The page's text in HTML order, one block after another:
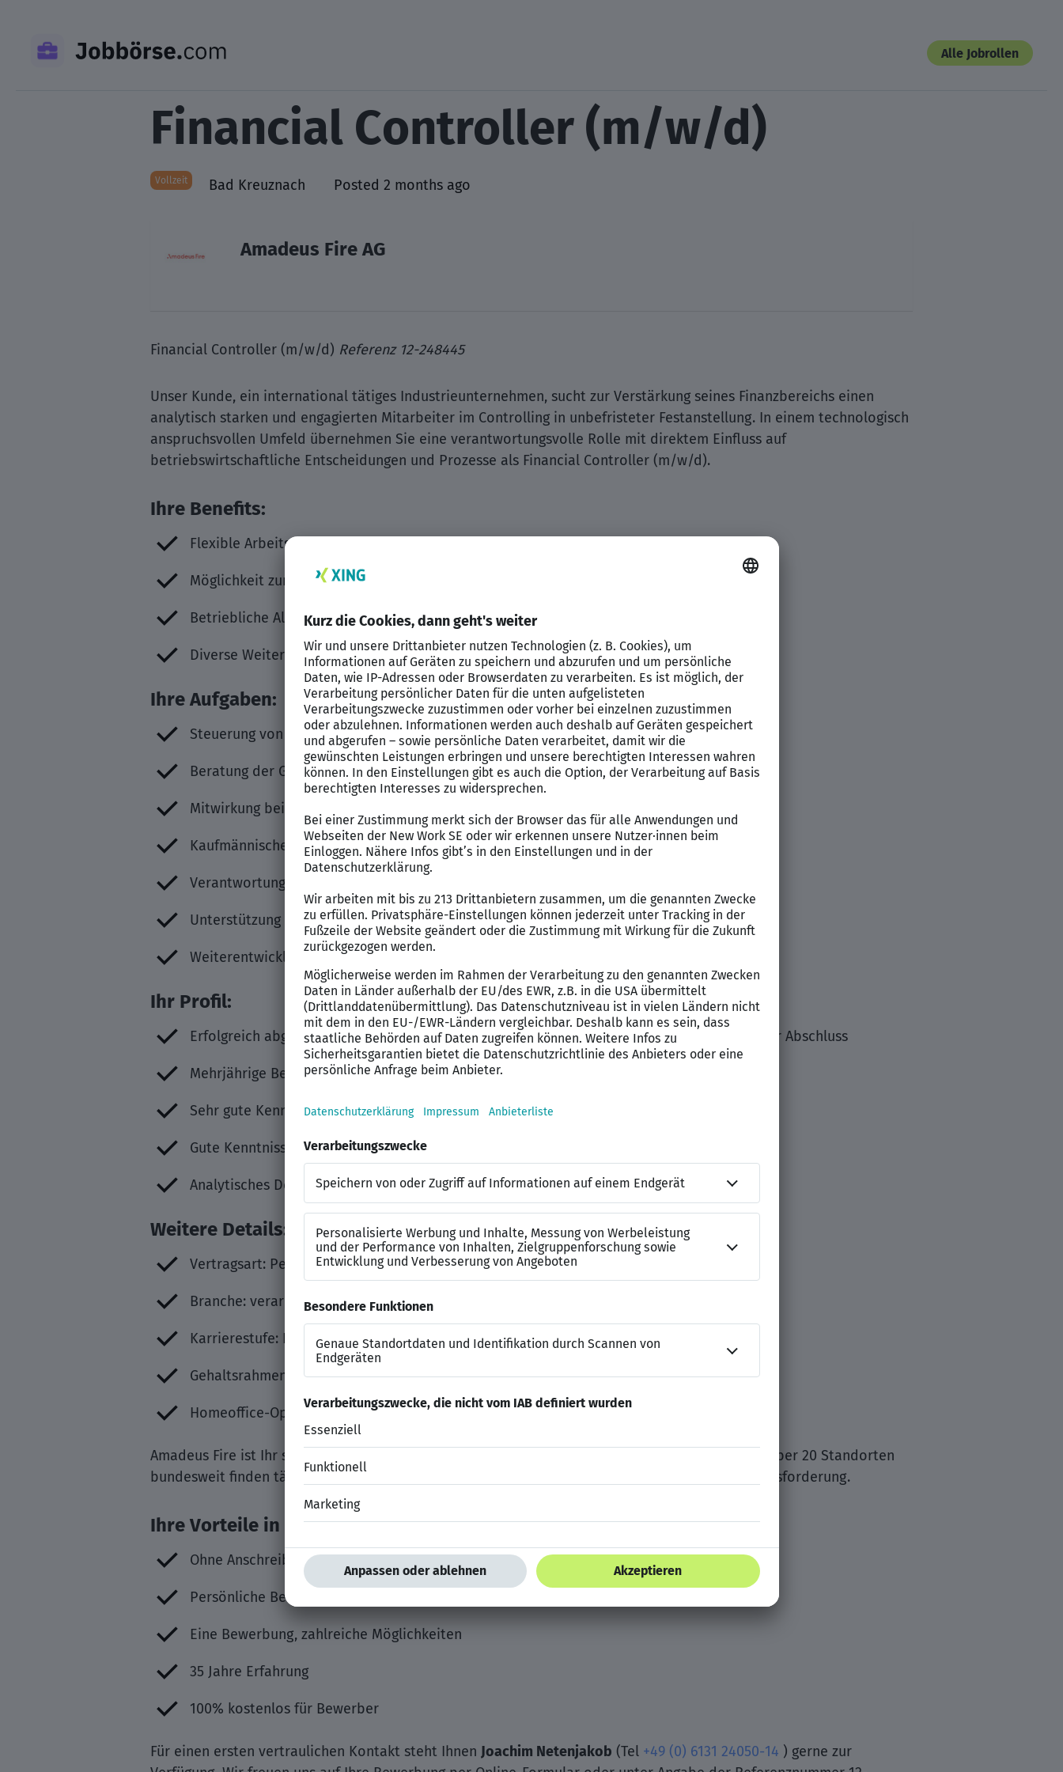
Alle Jobrollen
Financial Controller (m/w/d)
Vollzeit Bad Kreuznach Posted 2 months ago
Amadeus Fire AG
Financial Controller (m/w/d) Referenz 12-248445
Unser Kunde, ein international tätiges Industrieunternehmen, sucht zur Verstärkung seines Finanzbereichs einen
analytisch starken und engagierten Mitarbeiter im Controlling in unbefristeter Festanstellung. In einem technologisch
anspruchsvollen Umfeld übernehmen Sie eine verantwortungsvolle Rolle mit direktem Einfluss auf
betriebswirtschaftliche Entscheidungen und Prozesse als Financial Controller (m/w/d).
Ihre Benefits:
Flexible Arbeitszeiten
Möglichkeit zum Mobilen Arbeiten
Betriebliche Altersvorsorge
Diverse Weiterbildungsmöglichkeiten
Ihre Aufgaben:
Steuerung von Controlling-Projekten inklusive Systemumstellungen
Beratung der Geschäftsführung bei wirtschaftlichen Fragestellungen
Mitwirkung bei Transferpreisthemen und Dokumentation
Kaufmännische Begleitung bereichsübergreifender Projekte
Verantwortung für Reporting, Analysen und Ableitung von Abweichungen
Unterstützung von Budgetplanung und Forecast-Prozessen
Weiterentwicklung von Controlling- und Reportingstrukturen
Ihr Profil:
Erfolgreich abgeschlossenes wirtschaftswissenschaftliches Studium oder ein vergleichbarer Abschluss
Mehrjährige Berufserfahrung im Financial Controlling
Sehr gute Kenntnisse mit dem MS Office-Paket
Gute Kenntnisse mit SAP, insbesondere den Modulen SAP/R3 und S4/HANA
Analytisches Denkvermögen und hohe Zahlenaffinität
Weitere Details:
Vertragsart: Personalvermittlung, (35 Stunden/Woche)
Branche: verarbeitende Industrie
Karrierestufe: Professional/Experienced
Gehaltsrahmen: 75.000 bis 85.000 EUR/Jahr
Homeoffice-Option
Amadeus Fire ist Ihr spezialisierter Personaldienstleister im kaufmännischen und IT-Bereich. An über 20 Standorten
bundesweit finden täglich Fach- und Führungskräfte mit unserer Hilfe eine neue berufliche Herausforderung.
Ihre Vorteile in der Zusammenarbeit mit Amadeus Fire:
Ohne Anschreiben einfach bewerben
Persönliche Betreuung und Coaching
Eine Bewerbung, zahlreiche Möglichkeiten
35 Jahre Erfahrung
100% kostenlos für Bewerber
Für einen ersten vertraulichen Kontakt steht Ihnen Joachim Netenjakob (Tel +49 (0) 6131 24050-14 ) gerne zur